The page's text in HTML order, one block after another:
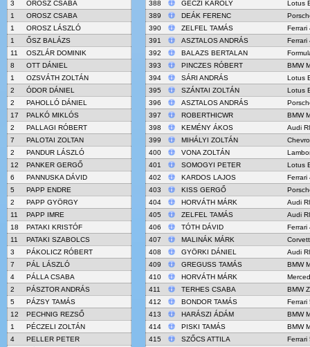
3
OROSZ CSABA
1
OROSZ CSABA
1
OROSZ LÁSZLÓ
1
ŐSZ BALÁZS
11
OSZLÁR DOMINIK
8
OTT DÁNIEL
1
OZSVÁTH ZOLTÁN
2
ÓDOR DÁNIEL
2
PAHOLLÓ DÁNIEL
17
PALKÓ MIKLÓS
2
PALLAGI RÓBERT
7
PALOTAI ZOLTAN
2
PANDUR LÁSZLÓ
12
PANKER GERGŐ
6
PANNUSKA DÁVID
5
PAPP ENDRE
2
PAPP GYÖRGY
11
PAPP IMRE
18
PATAKI KRISTÓF
11
PATAKI SZABOLCS
3
PÁKOLICZ RÓBERT
7
PÁL LÁSZLÓ
4
PÁLLA CSABA
2
PÁSZTOR ANDRÁS
5
PÁZSY TAMÁS
12
PECHNIG REZSŐ
1
PÉCZELI ZOLTÁN
4
PELLER PETER
388 GÉCZI KÁROLY
Lotus
389
DEÁK FERENC
390
ZELFEL TAMÁS
Ferrari
391
ASZTALOS ANDRÁS
Ferrari
392
BALAZS BERTALAN
393
PINCZES RÓBERT
BMW
394
SÁRI ANDRÁS
Lotus
395
SZÁNTAI ZOLTÁN
Lotus
396
ASZTALOS ANDRÁS
397
ROBERTHICWR
BMW
398
KEMÉNY ÁKOS
Audi
399
MIHÁLYI ZOLTÁN
400
VONA ZOLTÁN
401
SOMOGYI PETER
Lotus
402
KARDOS LAJOS
Ferrari
403
KISS GERGŐ
404
HORVÁTH MÁRK
Audi
405
ZELFEL TAMÁS
Audi
406
TÓTH DÁVID
Ferrari
407
MALINÁK MÁRK
408
GYÖRKI DÁNIEL
Audi
409
GREGUSS TAMÁS
BMW
410
HORVÁTH MÁRK
411
TERHES CSABA
BMW
412
BONDOR TAMÁS
Ferrari
413
HARÁSZI ÁDÁM
BMW
414
PISKI TAMÁS
BMW
415
SZŐCS ATTILA
Ferrari